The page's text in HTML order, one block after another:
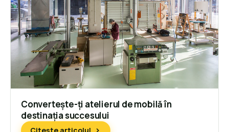
Convertește-ți atelierul de mobilă în
destinația succesului
Citește articolul